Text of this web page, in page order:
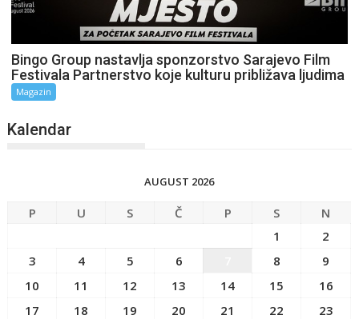
Bingo Group nastavlja sponzorstvo Sarajevo Film
Festivala Partnerstvo koje kulturu približava ljudima
Magazin
Kalendar
AUGUST 2026
P U S Č P S
N
1
2
3
4 5 6 8
9
10
11 12 13 14 15
16
17
18 19 20 21 22
23